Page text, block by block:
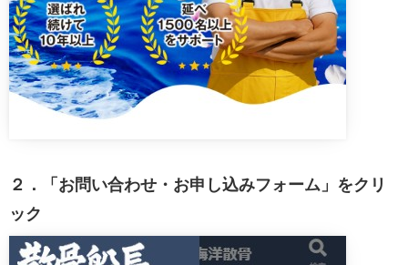
２．「お問い合わせ・お申し込みフォーム」をクリ
ック